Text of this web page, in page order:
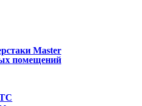
Master
помещений